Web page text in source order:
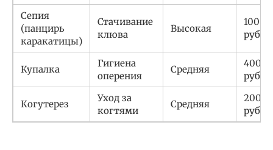
Сепия
(панцирь
каракатицы)
Стачивание
клюва
Высокая
100
руб.
Купалка
Гигиена
оперения
Средняя
400
руб.
Когутерез
Уход за
когтями
Средняя
200
руб.